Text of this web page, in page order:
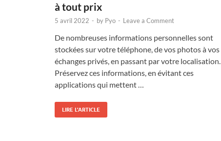
à tout prix
5 avril 2022 - by Pyo - Leave a Comment
De nombreuses informations personnelles sont
stockées sur votre téléphone, de vos photos à vos
échanges privés, en passant par votre localisation.
Préservez ces informations, en évitant ces
applications qui mettent …
LIRE L'ARTICLE